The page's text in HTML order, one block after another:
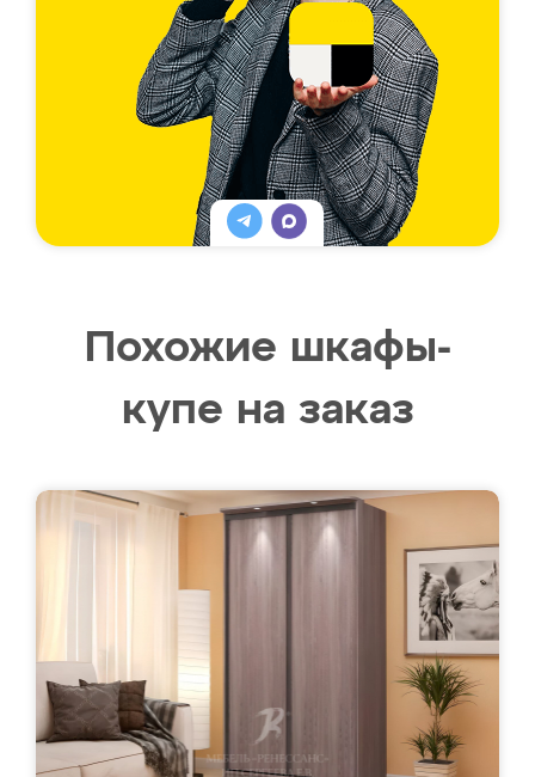
Похожие шкафы-
купе на заказ